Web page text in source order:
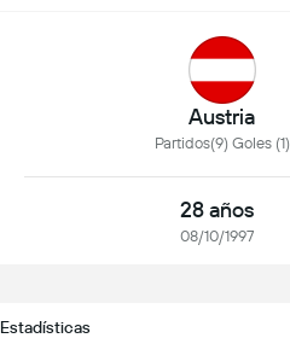
Austria
Partidos(9) Goles (1)
28 años
08/10/1997
Estadísticas